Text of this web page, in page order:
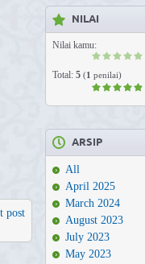
post
NILAI
Nilai kamu:
Total: 5(1 penilai)
ARSIP
All
April 2025
March 2024
August 2023
July 2023
May 2023